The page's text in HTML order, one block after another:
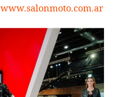
www.salonmoto.com.ar